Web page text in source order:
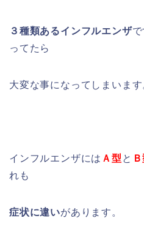
３種類あるインフルエンザ
ってたら
大変な事になってしまいます
インフルエンザには Ａ型 と
れも
症状に違いがあります。